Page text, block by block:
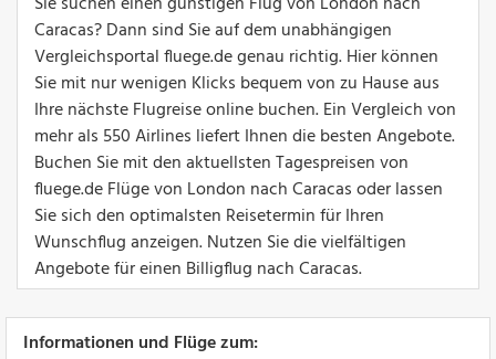
Caracas? Dann sind Sie auf dem unabhängigen
Vergleichsportal fluege.de genau richtig. Hier können
Sie mit nur wenigen Klicks bequem von zu Hause aus
Ihre nächste Flugreise online buchen. Ein Vergleich von
mehr als 550 Airlines liefert Ihnen die besten Angebote.
Buchen Sie mit den aktuellsten Tagespreisen von
fluege.de Flüge von London nach Caracas oder lassen
Sie sich den optimalsten Reisetermin für Ihren
Wunschflug anzeigen. Nutzen Sie die vielfältigen
Angebote für einen Billigflug nach Caracas.
Informationen und Flüge zum: